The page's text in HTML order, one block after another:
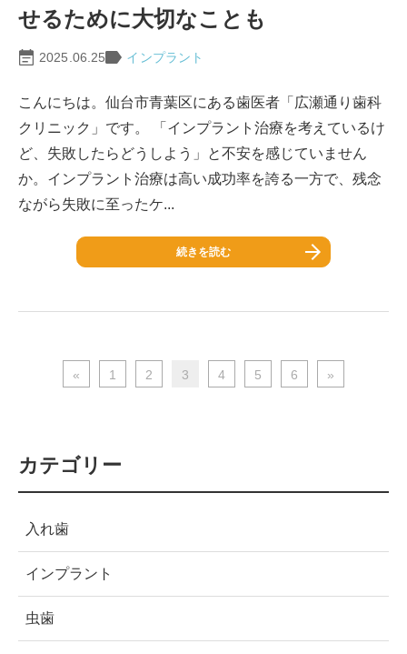
せるために大切なことも
2025.06.25 インプラント
こんにちは。仙台市青葉区にある歯医者「広瀬通り歯科
クリニック」です。 「インプラント治療を考えているけ
ど、失敗したらどうしよう」と不安を感じていません
か。インプラント治療は高い成功率を誇る一方で、残念
ながら失敗に至ったケ...
続きを読む
« 1 2 3 4 5 6 »
カテゴリー
入れ歯
インプラント
虫歯